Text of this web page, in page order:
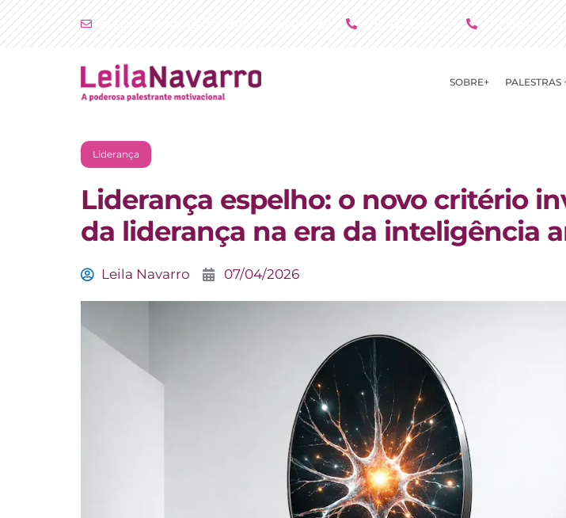
SOBRE+ PALESTRAS
Liderança
Liderança espelho: o novo critério
da liderança na era da inteligência
Leila Navarro 07/04/2026